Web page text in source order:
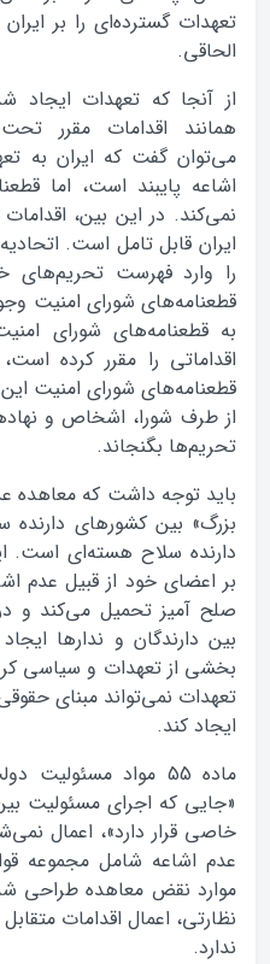
تعهدات گسترده‌ای را بر ایران
الحاقی.
از آنجا که تعهدات ایجاد
همانند اقدامات مقرر تحت
می‌توان گفت که ایران به
اشاعه پایبند است، اما
نمی‌کند. در این بین، اقدامات
ایران قابل تامل است. اتحادیه
را وارد فهرست تحریم‌های
قطعنامه‌های شورای امنیت وجود
به قطعنامه‌های شورای
اقداماتی را مقرر کرده
قطعنامه‌های شورای امنیت این
از طرف شورا، اشخاص و
تحریم‌ها بگنجاند.
باید توجه داشت که معاهده
بزرگ» بین کشورهای دارنده
دارنده سلاح هسته‌ای است.
بر اعضای خود از قبیل عدم
صلح آمیز تحمیل می‌کند و در
بین دارندگان و ندارها
بخشی از تعهدات و سیاسی کردن
تعهدات نمی‌تواند مبنای حقوقی
ایجاد کند.
ماده 55 مواد مسئولیت
«جایی که اجرای مسئولیت
خاصی قرار دارد»، اعمال
عدم اشاعه شامل مجموعه
موارد نقض معاهده طراحی
نظارتی، اعمال اقدامات
ندارد.